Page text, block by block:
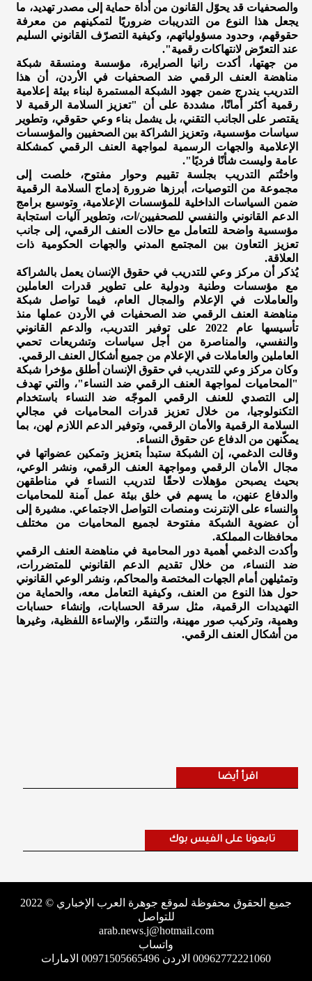
والصحفيات قد يحوّل القانون من أداة حماية إلى مصدر تهديد، ما
يجعل هذا النوع من التدريبات ضروريًا لتمكينهم من معرفة
حقوقهم، وحدود مسؤولياتهم، وكيفية التصرّف القانوني السليم
عند التعرّض لانتهاكات رقمية".
من جهتها، أكدت رانيا الصرايرة، مؤسسة ومنسقة شبكة
مناهضة العنف الرقمي ضد الصحفيات في الأردن، أن هذا
التدريب يندرج ضمن جهود الشبكة المستمرة لبناء بيئة إعلامية
رقمية أكثر أمانًا، مشددة على أن "تعزيز السلامة الرقمية لا
يقتصر على الجانب التقني، بل يشمل بناء وعي حقوقي، وتطوير
سياسات مؤسسية، وتعزيز الشراكة بين الصحفيين والمؤسسات
الإعلامية والجهات الرسمية لمواجهة العنف الرقمي كمشكلة
عامة وليست شأنًا فرديًا".
واختُتم التدريب بجلسة تقييم وحوار مفتوح، خلصت إلى
مجموعة من التوصيات، أبرزها ضرورة إدماج السلامة الرقمية
ضمن السياسات الداخلية للمؤسسات الإعلامية، وتوسيع برامج
الدعم القانوني والنفسي للصحفيين/ات، وتطوير آليات استجابة
مؤسسية واضحة للتعامل مع حالات العنف الرقمي، إلى جانب
تعزيز التعاون بين المجتمع المدني والجهات الحكومية ذات
العلاقة.
يُذكر أن مركز وعي للتدريب في حقوق الإنسان يعمل بالشراكة
مع مؤسسات وطنية ودولية على تطوير قدرات العاملين
والعاملات في الإعلام والمجال العام، فيما تواصل شبكة
مناهضة العنف الرقمي ضد الصحفيات في الأردن عملها منذ
تأسيسها عام 2022 على توفير التدريب، والدعم القانوني
والنفسي، والمناصرة من أجل سياسات وتشريعات تحمي
العاملين والعاملات في الإعلام من جميع أشكال العنف الرقمي.
وكان مركز وعي للتدريب في حقوق الإنسان أطلق مؤخرا شبكة
"المحاميات لمواجهة العنف الرقمي ضد النساء"، والتي تهدف
إلى التصدي للعنف الرقمي الموجّه ضد النساء باستخدام
التكنولوجيا، من خلال تعزيز قدرات المحاميات في مجالي
السلامة الرقمية والأمان الرقمي، وتوفير الدعم اللازم لهن، بما
يمكّنهن من الدفاع عن حقوق النساء.
وقالت الدغمي، إن الشبكة ستبدأ بتعزيز وتمكين عضواتها في
مجال الأمان الرقمي ومواجهة العنف الرقمي، ونشر الوعي،
بحيث يصبحن مؤهلات لاحقًا لتدريب النساء في مناطقهن
والدفاع عنهن، ما يسهم في خلق بيئة عمل آمنة للمحاميات
والنساء على الإنترنت ومنصات التواصل الاجتماعي. مشيرة إلى
أن عضوية الشبكة مفتوحة لجميع المحاميات من مختلف
محافظات المملكة.
وأكدت الدغمي أهمية دور المحامية في مناهضة العنف الرقمي
ضد النساء، من خلال تقديم الدعم القانوني للمتضررات،
وتمثيلهن أمام الجهات المختصة والمحاكم، ونشر الوعي القانوني
حول هذا النوع من العنف، وكيفية التعامل معه، والحماية من
التهديدات الرقمية، مثل سرقة الحسابات، وإنشاء حسابات
وهمية، وتركيب صور مهينة، والتنمّر، والإساءة اللفظية، وغيرها
من أشكال العنف الرقمي.
اقرأ أيضا
تابعونا على الفيس بوك
جميع الحقوق محفوظة لموقع جوهرة العرب الإخباري © 2022
للتواصل
arab.news.j@hotmail.com
واتساب
00962772221060 الاردن 00971505665496 الامارات